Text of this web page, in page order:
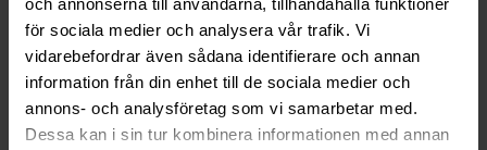
och annonserna till användarna, tillhandahålla funktioner
för sociala medier och analysera vår trafik. Vi
vidarebefordrar även sådana identifierare och annan
information från din enhet till de sociala medier och
annons- och analysföretag som vi samarbetar med.
Dessa kan i sin tur kombinera informationen med annan